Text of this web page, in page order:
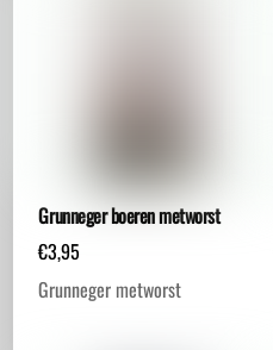
Grunneger boeren metworst
€3,95
Grunneger metworst